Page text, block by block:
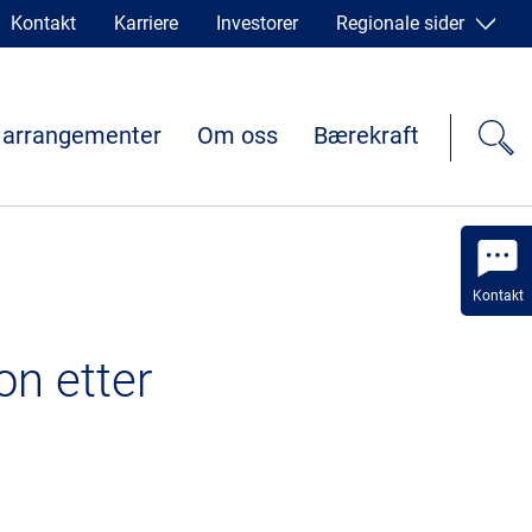
Kontakt
Kontakt Karriere Investorer Regionale sider
Om oss Bærekraft
etter